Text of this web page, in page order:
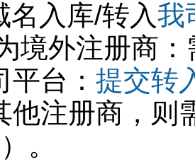
名入库/转入我
境外注册商
台： 提交转
他注册商，则
。